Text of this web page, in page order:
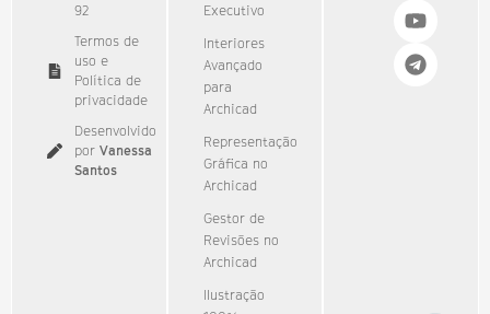
92​
Termos de
uso e
Política de
privacidade
Desenvolvido
por Vanessa
Santos
Executivo
Interiores
Avançado
para
Archicad
Representação
Gráfica no
Archicad
Gestor de
Revisões no
Archicad
Ilustração